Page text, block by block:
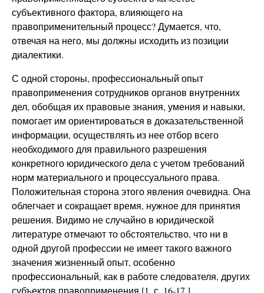
субъективного фактора, влияющего на
правоприменительный процесс? Думается, что,
отвечая на него, мы должны исходить из позиции
диалектики.
С одной стороны, профессиональный опыт
правоприменения сотрудников органов внутренних
дел, обобщая их правовые знания, умения и навыки,
помогает им ориентироваться в доказательственной
информации, осуществлять из нее отбор всего
необходимого для правильного разрешения
конкретного юридического дела с учетом требований
норм материального и процессуального права.
Положительная сторона этого явления очевидна. Она
облегчает и сокращает время, нужное для принятия
решения. Видимо не случайно в юридической
литературе отмечают то обстоятельство, что ни в
одной другой профессии не имеет такого важного
значения жизненный опыт, особенно
профессиональный, как в работе следователя, других
субъектов правоприменения [1, с. 16-17.].